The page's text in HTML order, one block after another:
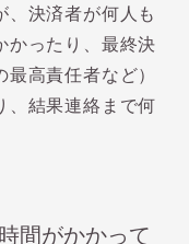
、決済者が何人も
かったり、最終決
高責任者など）
、結果連絡まで何
間がかかって